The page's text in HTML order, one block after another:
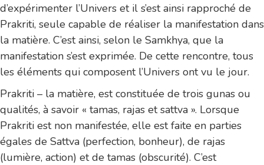
d’expérimenter l’Univers et il s’est ainsi rapproché de
Prakriti, seule capable de réaliser la manifestation dans
la matière. C’est ainsi, selon le Samkhya, que la
manifestation s’est exprimée. De cette rencontre, tous
les éléments qui composent l’Univers ont vu le jour.
Prakriti – la matière, est constituée de trois gunas ou
qualités, à savoir « tamas, rajas et sattva ». Lorsque
Prakriti est non manifestée, elle est faite en parties
égales de Sattva (perfection, bonheur), de rajas
(lumière, action) et de tamas (obscurité). C’est